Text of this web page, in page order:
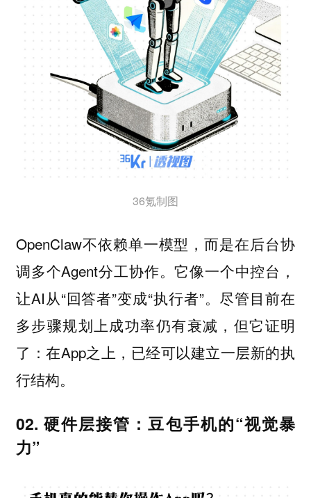
36氪制图
OpenClaw不依赖单一模型，而是在后台协
调多个Agent分工协作。它像一个中控台，
让AI从“回答者”变成“执行者”。尽管目前在
多步骤规划上成功率仍有衰减，但它证明
了：在App之上，已经可以建立一层新的执
行结构。
02. 硬件层接管：豆包手机的“视觉暴
力”